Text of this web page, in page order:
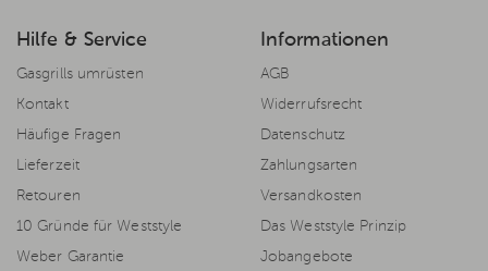
Hilfe & Service
Gasgrills umrüsten
Kontakt
Häufige Fragen
Lieferzeit
Retouren
10 Gründe für Weststyle
Weber Garantie
Informationen
AGB
Widerrufsrecht
Datenschutz
Zahlungsarten
Versandkosten
Das Weststyle Prinzip
Jobangebote